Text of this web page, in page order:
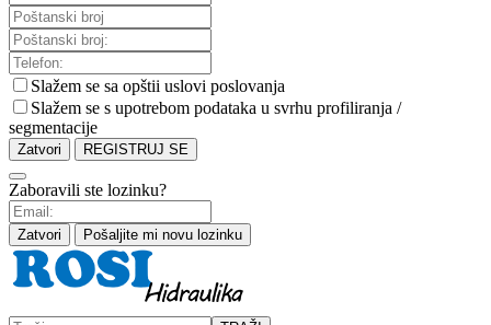
Slažem se sa opštii uslovi poslovanja
Slažem se s upotrebom podataka u svrhu profiliranja /
segmentacije
Zatvori REGISTRUJ SE
Zaboravili ste lozinku?
Zatvori Pošaljite mi novu lozinku